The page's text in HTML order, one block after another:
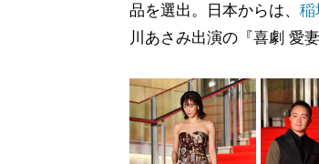
品を選出。日本からは、 稲
川あさみ出演の『喜劇 愛